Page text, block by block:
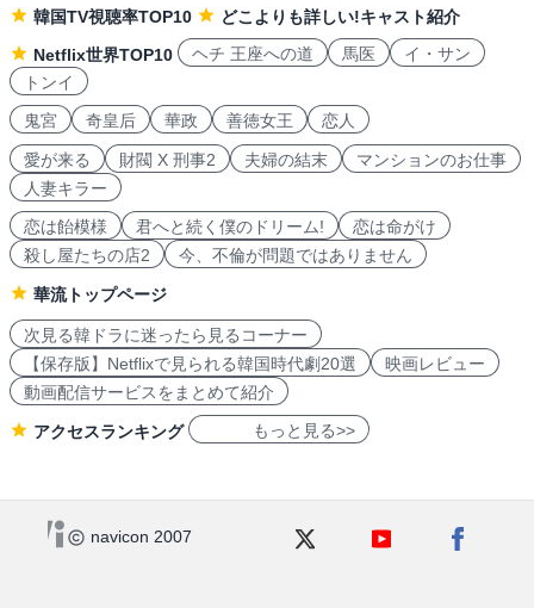
韓国TV視聴率TOP10
どこよりも詳しい!キャスト紹介
Netflix世界TOP10
ヘチ 王座への道 馬医
イ・サン
トンイ
鬼宮
奇皇后 華政 善徳女王 恋人
愛が来る 財閥 X 刑事2 夫婦の結末
マンションのお仕事
人妻キラー
恋は飴模様
君へと続く僕のドリーム!
恋は命がけ
殺し屋たちの店2
今、不倫が問題ではありません
華流トップページ
次見る韓ドラに迷ったら見るコーナー
【保存版】Netflixで見られる韓国時代劇20選
映画レビュー
動画配信サービスをまとめて紹介
アクセスランキング もっと見る>>
navicon 2007